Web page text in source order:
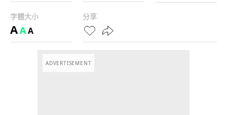
字體大小
AAA
分享
ADVERTISEMENT